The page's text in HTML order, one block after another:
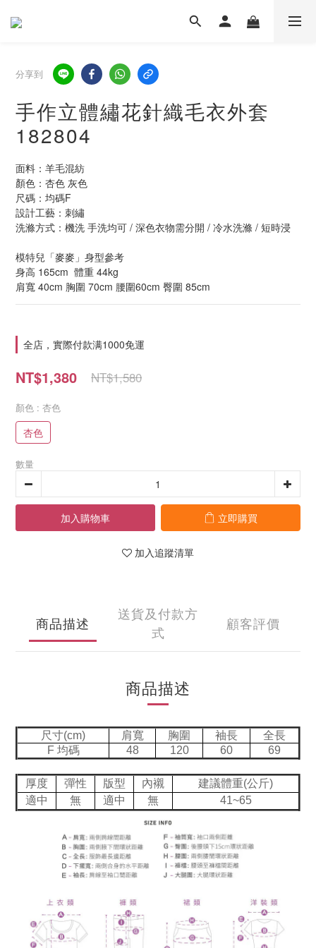
分享到
手作立體繡花針織毛衣外套
182804
面料：羊毛混紡
顏色：杏色 灰色
尺碼：均碼F
設計工藝：刺繡
洗滌方式：機洗 手洗均可 / 深色衣物需分開 / 冷水洗滌 / 短時浸
模特兒「麥麥」身型參考
身高 165cm  體重 44kg
肩寬 40cm 胸圍 70cm 腰圍60cm 臀圍 85cm
全店，實際付款满1000免運
NT$1,380 NT$1,580
顏色 : 杏色
杏色
數量
加入購物車 立即購買
加入追蹤清單
商品描述
送貨及付款方
式
顧客評價
商品描述
尺寸(cm) 肩寬 胸圍 袖長
全長
F 均碼
48 120 60 69
厚度 彈性 版型 內襯
建議體重(公斤)
適中
無 適中 無 41~65